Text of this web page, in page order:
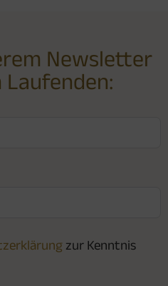
Newsletter
zur Kenntnis